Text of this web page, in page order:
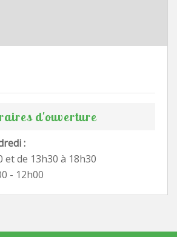
d'ouverture
:
et de 13h30 à 18h30
- 12h00